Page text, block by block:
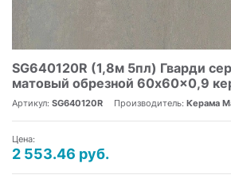
SG640120R (1,8м 5пл) Гварди
матовый обрезной 60x60x0,9
Артикул: SG640120R Производитель: Керама
Цена:
2 553.46 руб.